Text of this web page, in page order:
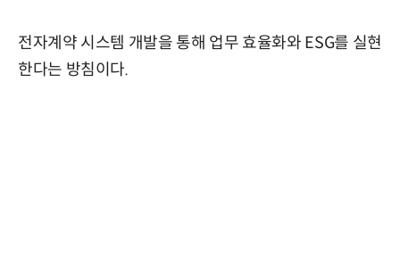
전자계약 시스템 개발을 통해 업무 효율화와 ESG를 실현
한다는 방침이다.